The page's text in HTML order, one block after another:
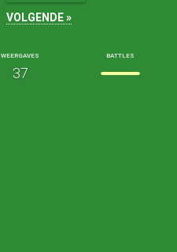
VOLGENDE »
WEERGAVES
37
BATTLES